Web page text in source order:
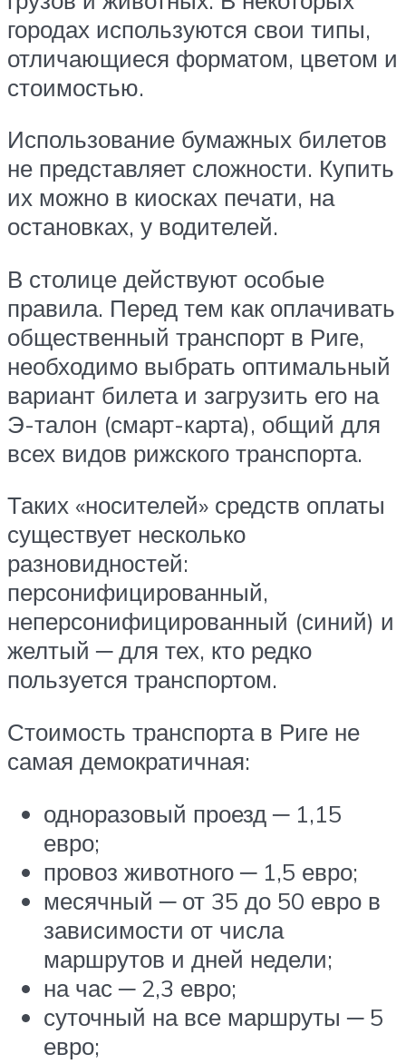
городах используются свои типы,
отличающиеся форматом, цветом и
стоимостью.
Использование бумажных билетов
не представляет сложности. Купить
их можно в киосках печати, на
остановках, у водителей.
В столице действуют особые
правила. Перед тем как оплачивать
общественный транспорт в Риге,
необходимо выбрать оптимальный
вариант билета и загрузить его на
Э-талон (смарт-карта), общий для
всех видов рижского транспорта.
Таких «носителей» средств оплаты
существует несколько
разновидностей:
персонифицированный,
неперсонифицированный (синий) и
желтый ─ для тех, кто редко
пользуется транспортом.
Стоимость транспорта в Риге не
самая демократичная:
одноразовый проезд ─ 1,15
евро;
провоз животного ─ 1,5 евро;
месячный ─ от 35 до 50 евро в
зависимости от числа
маршрутов и дней недели;
на час ─ 2,3 евро;
суточный на все маршруты ─ 5
евро;